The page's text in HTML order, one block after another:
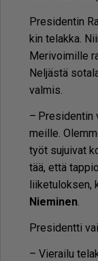
Pre­si­den­tin
kin te­lak­ka.
Me­ri­voi­mil­le
Nel­jäs­tä
val­mis.
– Pre­si­den­tin
meil­le.
työt su­jui­vat
tää, et­tä
lii­ke­tu­lok­sen,
Nie­mi­nen.
Pre­si­dent­ti
– Vie­rai­lu